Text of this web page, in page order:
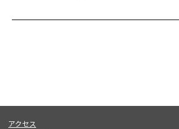
アクセス